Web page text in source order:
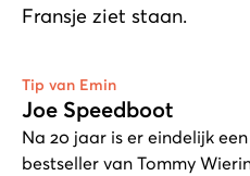
Fransje ziet staan.
Tip van Emin
Joe Speedboot
Na 20 jaar is er eindelijk
bestseller van Tommy